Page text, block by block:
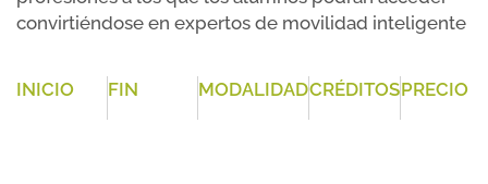
convirtiéndose en expertos de movilidad inteligente
INICIO FIN MODALIDADCRÉDITOSPRECIO